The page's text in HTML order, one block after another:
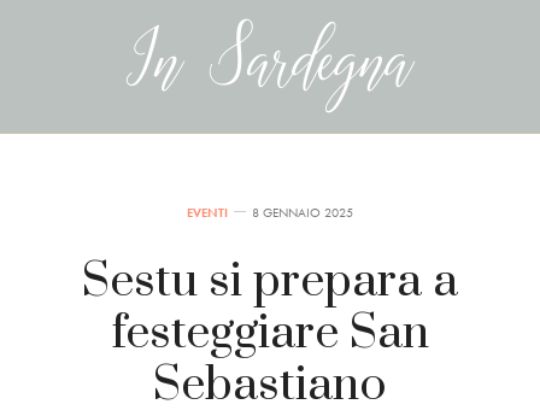
EVENTI 8 GENNAIO 2025
Sestu si prepara a
festeggiare San
Sebastiano